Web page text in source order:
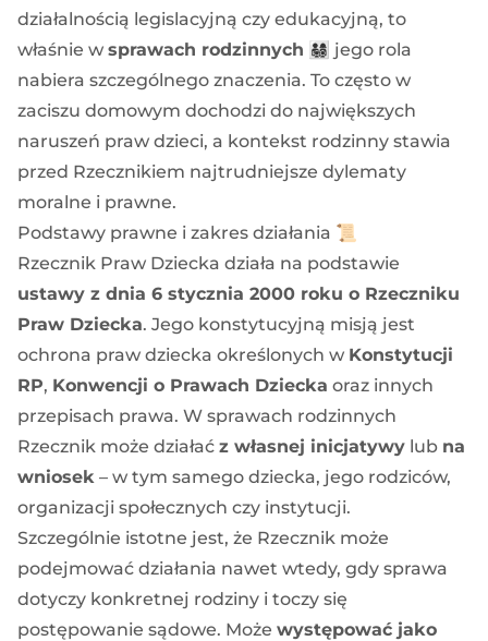
działalnością legislacyjną czy edukacyjną, to
właśnie w sprawach rodzinnych 👨‍👩‍👧‍👦 jego rola
nabiera szczególnego znaczenia. To często w
zaciszu domowym dochodzi do największych
naruszeń praw dzieci, a kontekst rodzinny stawia
przed Rzecznikiem najtrudniejsze dylematy
moralne i prawne.
Podstawy prawne i zakres działania 📜
Rzecznik Praw Dziecka działa na podstawie
ustawy z dnia 6 stycznia 2000 roku o Rzeczniku
Praw Dziecka. Jego konstytucyjną misją jest
ochrona praw dziecka określonych w Konstytucji
RP, Konwencji o Prawach Dziecka oraz innych
przepisach prawa. W sprawach rodzinnych
Rzecznik może działać z własnej inicjatywy lub na
wniosek – w tym samego dziecka, jego rodziców,
organizacji społecznych czy instytucji.
Szczególnie istotne jest, że Rzecznik może
podejmować działania nawet wtedy, gdy sprawa
dotyczy konkretnej rodziny i toczy się
postępowanie sądowe. Może występować jako